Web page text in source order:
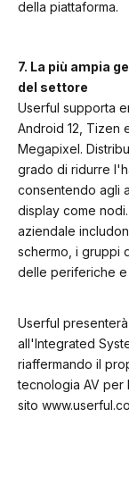
della piattaforma.
7. La più ampia
del settore
Userful supporta
Android 12, Tizen
Megapixel.
grado di ridurre
consentendo agli
display come
aziendale
schermo, i gruppi
delle periferiche e
Userful
all'Integrated
riaffermando il
tecnologia AV per
sito